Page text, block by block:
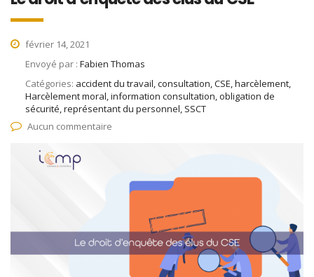
février 14, 2021
Envoyé par : Fabien Thomas
Catégories: accident du travail, consultation, CSE, harcèlement,
Harcèlement moral, information consultation, obligation de
sécurité, représentant du personnel, SSCT
Aucun commentaire